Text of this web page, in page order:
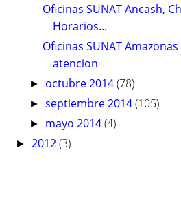
Oficinas SUNAT Ancash,
Horarios...
Oficinas SUNAT
atencion
► octubre 2014(78)
► septiembre 2014(105)
► mayo 2014(4)
► 2012(3)